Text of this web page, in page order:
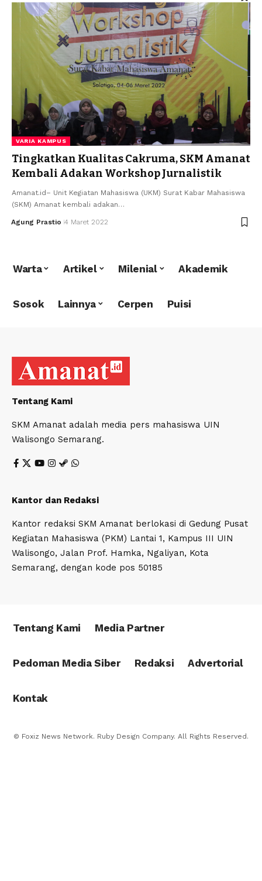
VARIA KAMPUS
Tingkatkan Kualitas Cakruma, SKM Amanat
Kembali Adakan Workshop Jurnalistik
Amanat.id– Unit Kegiatan Mahasiswa (UKM) Surat Kabar Mahasiswa
(SKM) Amanat kembali adakan…
Agung Prastio 4 Maret 2022
Warta Artikel Milenial Akademik
Sosok Lainnya Cerpen Puisi
Tentang Kami
SKM Amanat adalah media pers mahasiswa UIN
Walisongo Semarang.
Kantor dan Redaksi
Kantor redaksi SKM Amanat berlokasi di Gedung Pusat
Kegiatan Mahasiswa (PKM) Lantai 1, Kampus III UIN
Walisongo, Jalan Prof. Hamka, Ngaliyan, Kota
Semarang, dengan kode pos 50185
Tentang Kami Media Partner
Pedoman Media Siber Redaksi Advertorial
Kontak
© Foxiz News Network. Ruby Design Company. All Rights Reserved.